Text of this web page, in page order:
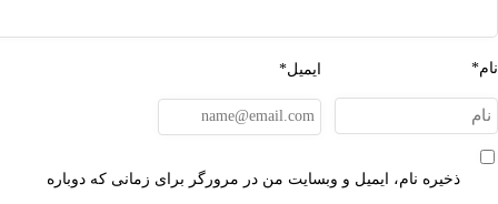
ایمیل*
ذخیره نام، ایمیل و وبسایت من در مرورگر برای زمانی که دوباره